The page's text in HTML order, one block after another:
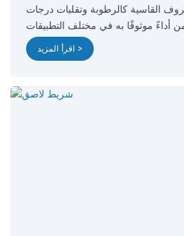
القاسية كالرطوبة وتقلبات درجات
اقرأ المزيد >